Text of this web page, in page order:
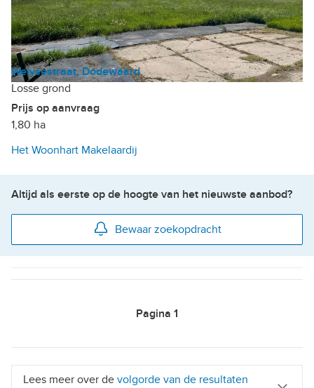
Welysestraat, Dodewaard
Losse grond
Prijs op aanvraag
1,80 ha
Het Woonhart Makelaardij
Altijd als eerste op de hoogte van het nieuwste aanbod?
Bewaar zoekopdracht
Pagina 1
Lees meer over de volgorde van de resultaten